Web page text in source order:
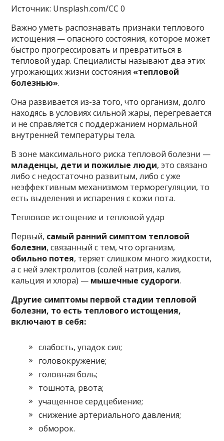
Источник: Unsplash.com/CC 0
Важно уметь распознавать признаки теплового
истощения — опасного состояния, которое может
быстро прогрессировать и превратиться в
тепловой удар. Специалисты называют два этих
угрожающих жизни состояния «тепловой
болезнью».
Она развивается из-за того, что организм, долго
находясь в условиях сильной жары, перегревается
и не справляется с поддержанием нормальной
внутренней температуры тела.
В зоне максимального риска тепловой болезни —
младенцы, дети и пожилые люди, это связано
либо с недостаточно развитым, либо с уже
неэффективным механизмом терморегуляции, то
есть выделения и испарения с кожи пота.
Тепловое истощение и тепловой удар
Первый, самый ранний симптом тепловой
болезни, связанный с тем, что организм,
обильно потея, теряет слишком много жидкости,
а с ней электролитов (солей натрия, калия,
кальция и хлора) — мышечные судороги.
Другие симптомы первой стадии тепловой
болезни, то есть теплового истощения,
включают в себя:
слабость, упадок сил;
головокружение;
головная боль;
тошнота, рвота;
учащенное сердцебиение;
снижение артериального давления;
обморок.